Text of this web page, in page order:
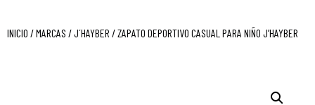
INICIO /MARCAS /J´HAYBER / ZAPATO DEPORTIVO CASUAL PARA NIÑO J’HAYBER